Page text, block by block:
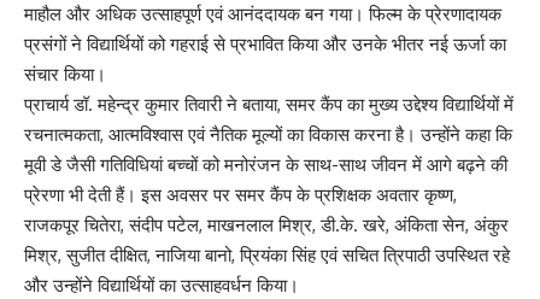
माहौल और अधिक उत्साहपूर्ण एवं आनंददायक बन गया। फिल्म के प्रेरणादायक
प्रसंगों ने विद्यार्थियों को गहराई से प्रभावित किया और उनके भीतर नई ऊर्जा का
संचार किया।
प्राचार्य डॉ. महेन्द्र कुमार तिवारी ने बताया, समर कैंप का मुख्य उद्देश्य विद्यार्थियों में
रचनात्मकता, आत्मविश्वास एवं नैतिक मूल्यों का विकास करना है। उन्होंने कहा कि
मूवी डे जैसी गतिविधियां बच्चों को मनोरंजन के साथ-साथ जीवन में आगे बढ़ने की
प्रेरणा भी देती हैं। इस अवसर पर समर कैंप के प्रशिक्षक अवतार कृष्ण,
राजकपूर चितेरा, संदीप पटेल, माखनलाल मिश्र, डी.के. खरे, अंकिता सेन, अंकुर
मिश्र, सुजीत दीक्षित, नाजिया बानो, प्रियंका सिंह एवं सचित त्रिपाठी उपस्थित रहे
और उन्होंनेविद्यार्थियोंका उत्साहवर्धन किया।